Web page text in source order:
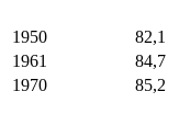
1950
82,1
1961
84,7
1970
85,2